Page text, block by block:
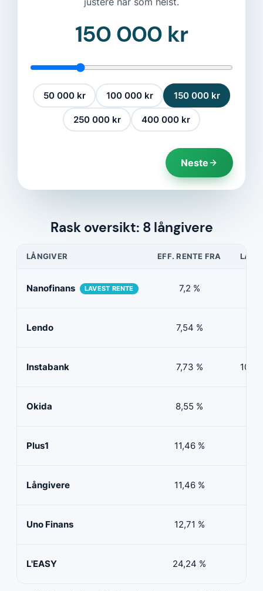
150 000 kr
50 000 kr 100 000 kr 150 000 kr
250 000 kr 400 000 kr
Neste
Rask oversikt: 8 långivere
LÅNGIVER EFF. RENTE FRA
Nanofinans LAVEST RENTE 7,2 %
Lendo 7,54 %
Instabank 7,73 % 100
Okida 8,55 %
Plus1 11,46 %
Långivere 11,46 %
Uno Finans 12,71 %
L'EASY 24,24 %